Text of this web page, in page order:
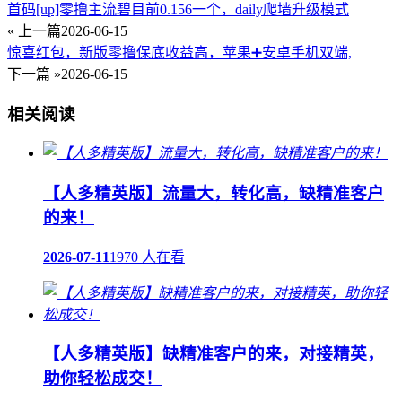
首码[up]零撸主流碧目前0.156一个，daily爬墙升级模式
« 上一篇2026-06-15
惊喜红包，新版零撸保底收益高，苹果➕安卓手机双端,
下一篇 »2026-06-15
相关阅读
【人多精英版】流量大，转化高，缺精准客户
的来！
2026-07-111970 人在看
【人多精英版】缺精准客户的来，对接精英，
助你轻松成交！